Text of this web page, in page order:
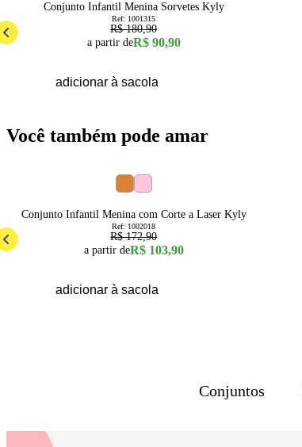
Conjunto Infantil Menina Sorvetes Kyly
Ref: 1001315
R$ 180,90
a partir deR$ 90,90
adicionar à sacola
Você também pode amar
Conjunto Infantil Menina com Corte a Laser Kyly
Ref: 1002018
R$ 172,90
a partir deR$ 103,90
adicionar à sacola
Conjuntos